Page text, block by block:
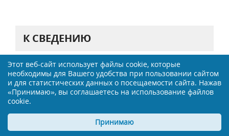
К СВЕДЕНИЮ
Этот веб-сайт использует файлы cookie, которые
необходимы для Вашего удобства при пользовании сайтом
и для статистических данных о посещаемости сайта. Нажав
«Принимаю», вы соглашаетесь на использование файлов
cookie.
Принимаю